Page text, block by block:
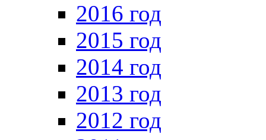
2016 год
2015 год
2014 год
2013 год
2012 год